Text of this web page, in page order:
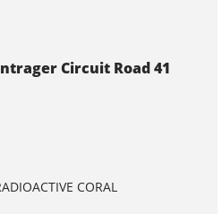
Circuit Road 41
CORAL